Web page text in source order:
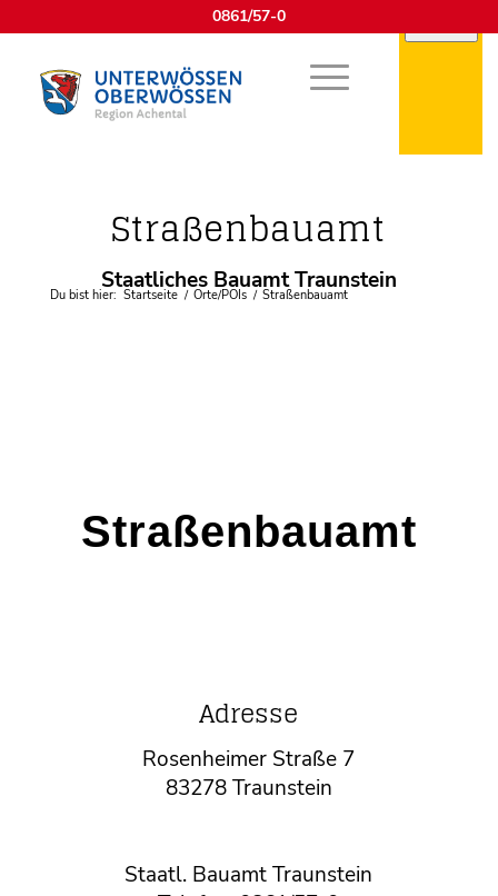
0861/57-0
Du bist hier: Startseite / Orte/POIs / Straßenbauamt
Straßenbauamt
Staatliches Bauamt Traunstein
Straßenbauamt
Adresse
Rosenheimer Straße 7
83278 Traunstein
Staatl. Bauamt Traunstein